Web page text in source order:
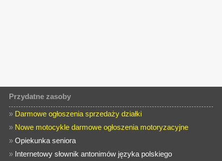
Przydatne zasoby
» Darmowe ogłoszenia sprzedaży działki
» Nowe motocykle darmowe ogłoszenia motoryzacyjne
»Opiekunka seniora
» Internetowy słownik antonimów języka polskiego